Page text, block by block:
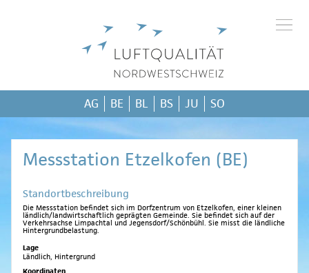
AG BE BL BS JU SO
Messstation Etzelkofen (BE)
Standortbeschreibung
Die Messstation befindet sich im Dorfzentrum von Etzelkofen, einer kleinen
ländlich/landwirtschaftlich geprägten Gemeinde. Sie befindet sich auf der
Verkehrsachse Limpachtal und Jegensdorf/Schönbühl. Sie misst die ländliche
Hintergrundbelastung.
Lage
Ländlich, Hintergrund
Koordinaten